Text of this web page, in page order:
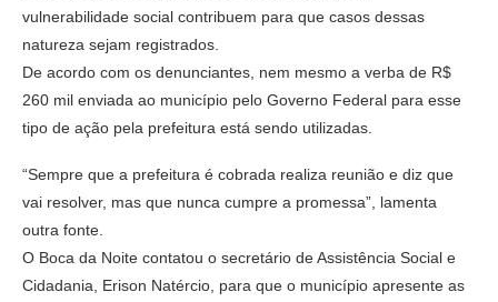
vulnerabilidade social contribuem para que casos dessas
natureza sejam registrados.
De acordo com os denunciantes, nem mesmo a verba de R$
260 mil enviada ao município pelo Governo Federal para esse
tipo de ação pela prefeitura está sendo utilizadas.
“Sempre que a prefeitura é cobrada realiza reunião e diz que
vai resolver, mas que nunca cumpre a promessa”, lamenta
outra fonte.
O Boca da Noite contatou o secretário de Assistência Social e
Cidadania, Erison Natércio, para que o município apresente as